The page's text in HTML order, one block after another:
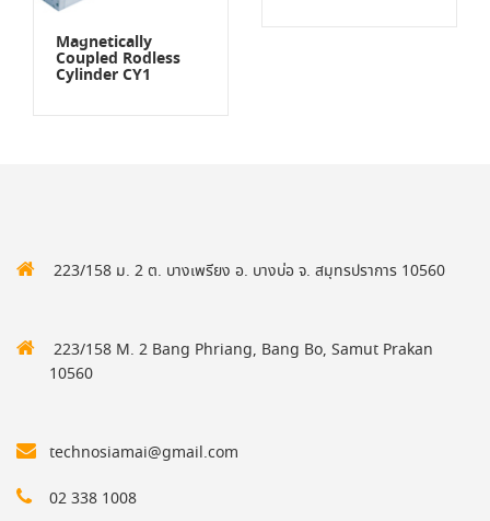
Magnetically
Coupled Rodless
Cylinder CY1
223/158 ม. 2 ต. บางเพรียง อ. บางบ่อ จ. สมุทรปราการ 10560
223/158 M. 2 Bang Phriang, Bang Bo, Samut Prakan
10560
technosiamai@gmail.com
02 338 1008